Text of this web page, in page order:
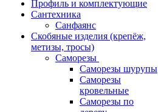
Профиль и комплектующие
Сантехника
Санфаянс
Скобяные изделия (крепёж,
метизы, тросы)
Саморезы
Саморезы шурупы
Саморезы
кровельные
Саморезы по